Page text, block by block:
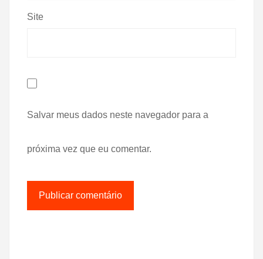
Site
Salvar meus dados neste navegador para a
próxima vez que eu comentar.